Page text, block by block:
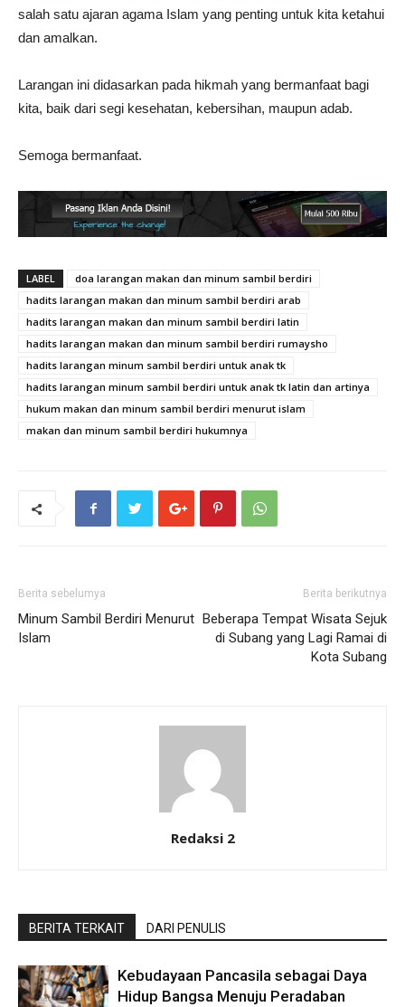
salah satu ajaran agama Islam yang penting untuk kita ketahui
dan amalkan.
Larangan ini didasarkan pada hikmah yang bermanfaat bagi
kita, baik dari segi kesehatan, kebersihan, maupun adab.
Semoga bermanfaat.
LABEL
doa larangan makan dan minum sambil berdiri
hadits larangan makan dan minum sambil berdiri arab
hadits larangan makan dan minum sambil berdiri latin
hadits larangan makan dan minum sambil berdiri rumaysho
hadits larangan minum sambil berdiri untuk anak tk
hadits larangan minum sambil berdiri untuk anak tk latin dan artinya
hukum makan dan minum sambil berdiri menurut islam
makan dan minum sambil berdiri hukumnya
Berita sebelumya
Minum Sambil Berdiri Menurut
Islam
Berita berikutnya
Beberapa Tempat Wisata Sejuk
di Subang yang Lagi Ramai di
Kota Subang
Redaksi 2
BERITA TERKAIT DARI PENULIS
Kebudayaan Pancasila sebagai Daya
Hidup Bangsa Menuju Peradaban